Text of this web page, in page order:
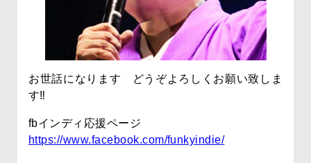
お世話になります どうぞよろしくお願い致しま
す‼
fbインディ応援ページ
https://www.facebook.com/funkyindie/